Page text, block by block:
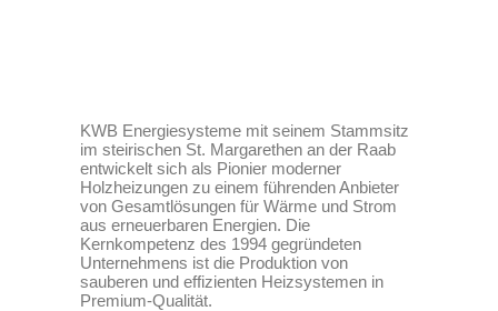
KWB Energiesysteme mit seinem Stammsitz
im steirischen St. Margarethen an der Raab
entwickelt sich als Pionier moderner
Holzheizungen zu einem führenden Anbieter
von Gesamtlösungen für Wärme und Strom
aus erneuerbaren Energien. Die
Kernkompetenz des 1994 gegründeten
Unternehmens ist die Produktion von
sauberen und effizienten Heizsystemen in
Premium-Qualität.